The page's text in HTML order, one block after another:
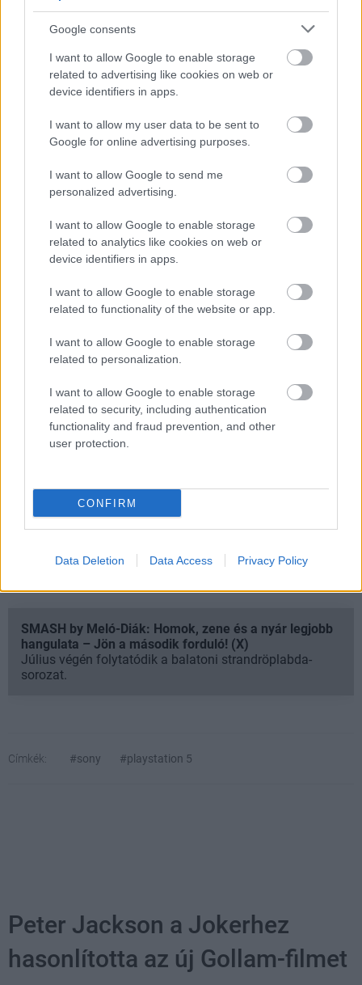
Google consents
I want to allow Google to enable storage
related to advertising like cookies on web or
device identifiers in apps.
I want to allow my user data to be sent to
Google for online advertising purposes.
I want to allow Google to send me
personalized advertising.
I want to allow Google to enable storage
related to analytics like cookies on web or
device identifiers in apps.
I want to allow Google to enable storage
related to functionality of the website or app.
I want to allow Google to enable storage
related to personalization.
I want to allow Google to enable storage
related to security, including authentication
functionality and fraud prevention, and other
user protection.
CONFIRM
Data Deletion Data Access Privacy Policy
válhat széles körben elérhetővé. Az sem világos,
pontosan hogyan számolja a rendszer a játékosokat,
mennyi játékidő kell a bekerüléshez, mikor indul és zárul
egy mérési hét, illetve a több platformon futó játékoknál
milyen adatokat vesz figyelembe. Ezek nélkül a lista
végleges ítéletet mondjunk egy játék sikeréről.
nem csak az örök óriásokat mutatná. A Fortnite, a GTA V,
a Minecraft és a Call of Duty valószínűleg hétről hétre ott
lenne az élmezőnyben, de a hirtelen felkapott játékok, új
szezonok vagy frissítések így sokkal nagyobb
láthatóságot kaphatnának. Ez főleg kisebb vagy éppen
visszatérő címeknek segíthetne, amelyek nem tudnak
pusztán név alapján versenyezni a legnagyobb live
A funkció időzítése is érdekes, mert a PlayStation 5 már
beszélt konkrétan a PlayStation 6 megjelenési ablakáról.
Egy ilyen widget késői, de hasznos fejlesztés lehet a PS5
felületén, különösen akkor, ha a Sony tényleg
PlayStation felhasználói végre nem csak érzésre
találgathatják majd, mivel játszik mindenki, hanem heti
közönséget.
SMASH by Meló-Diák: Homok, zene és a nyár legjobb
hangulata – Jön a második forduló! (X)
Július végén folytatódik a balatoni strandröplabda-
sorozat.
Címkék: #sony #playstation 5
Peter Jackson a Jokerhez
hasonlította az új Gollam-filmet